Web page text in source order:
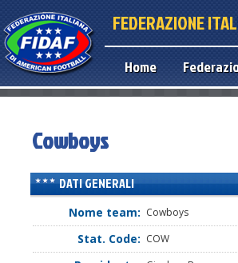
FEDERAZIONE
Home
Cowboys
DATI GENERALI
Nome team: Cowboys
Stat. Code: COW